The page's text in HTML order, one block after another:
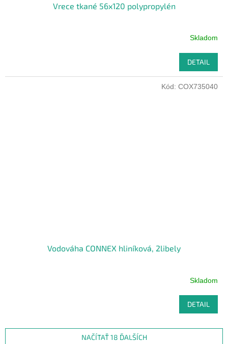
Vrece tkané 56x120 polypropylén
Skladom
DETAIL
Vodováha CONNEX hliníková, 2libely
Skladom
DETAIL
Kód: COX735040
NAČÍTAŤ 18 ĎALŠÍCH